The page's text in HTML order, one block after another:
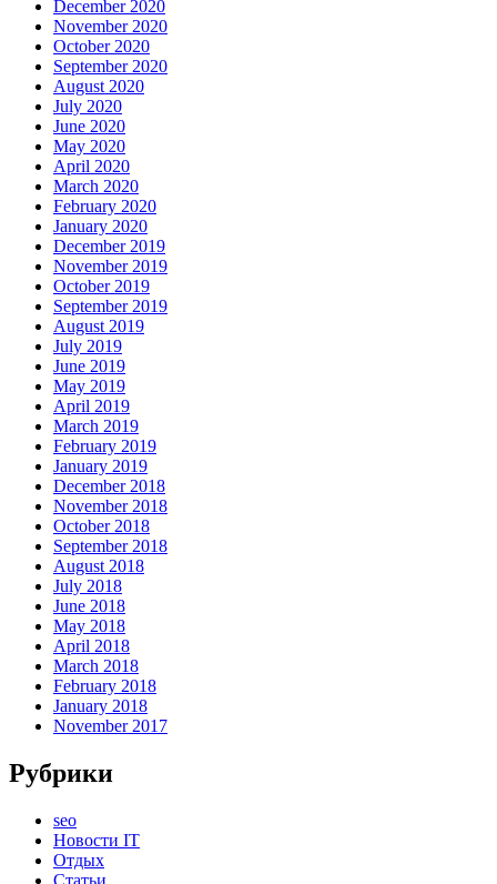
December 2020
November 2020
October 2020
September 2020
August 2020
July 2020
June 2020
May 2020
April 2020
March 2020
February 2020
January 2020
December 2019
November 2019
October 2019
September 2019
August 2019
July 2019
June 2019
May 2019
April 2019
March 2019
February 2019
January 2019
December 2018
November 2018
October 2018
September 2018
August 2018
July 2018
June 2018
May 2018
April 2018
March 2018
February 2018
January 2018
November 2017
Рубрики
seo
Новости IT
Отдых
Статьи